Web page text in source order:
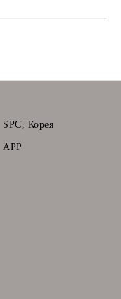
вече може
бъдещ
SPC, Корея
APP